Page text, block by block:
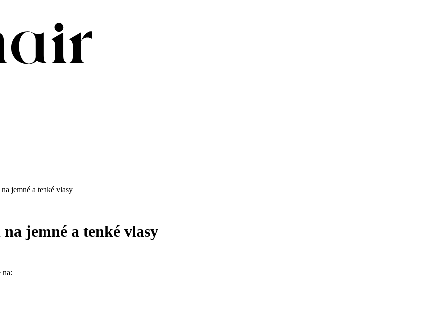
jemné a tenké vlasy
jemné a tenké vlasy
na: